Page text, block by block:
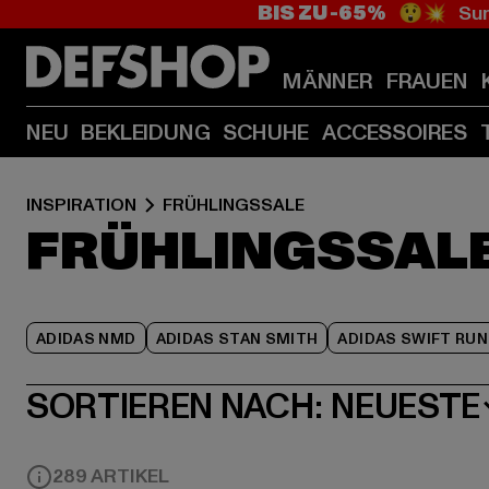
BIS ZU -65% 😲💥
MÄNNER FRAUEN
NEU BEKLEIDUNG SCHUHE ACCESSOIRES
INSPIRATION FRÜHLINGSSALE
ADIDAS NMD ADIDAS STAN SMITH ADIDAS SWIFT RUN
SORTIEREN NACH: NEUESTE
289 ARTIKEL